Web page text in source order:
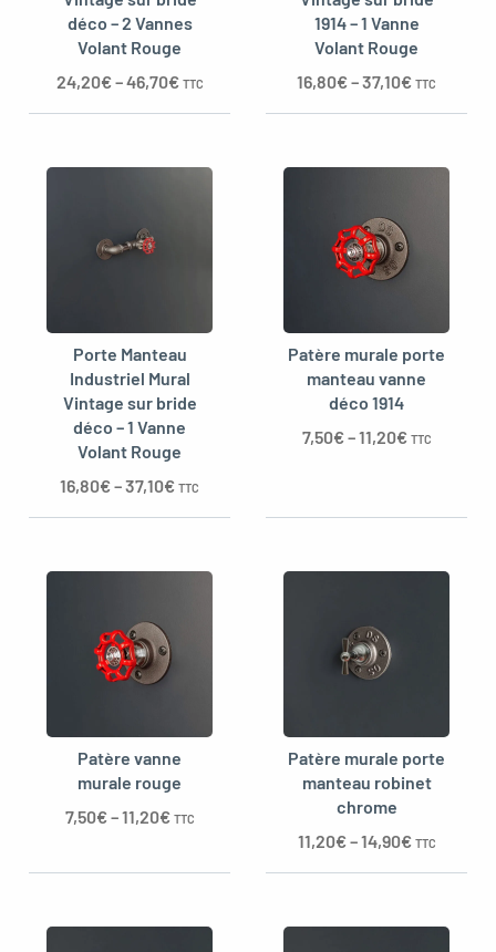
déco – 2 Vannes
Volant Rouge
24,20€–46,70€ TTC
1914 – 1 Vanne
Volant Rouge
16,80€–37,10€ TTC
Porte Manteau
Industriel Mural
Vintage sur bride
déco – 1 Vanne
Volant Rouge
16,80€–37,10€ TTC
Patère murale porte
manteau vanne
déco 1914
7,50€–11,20€ TTC
Patère vanne
murale rouge
7,50€–11,20€ TTC
Patère murale porte
manteau robinet
chrome
11,20€–14,90€ TTC